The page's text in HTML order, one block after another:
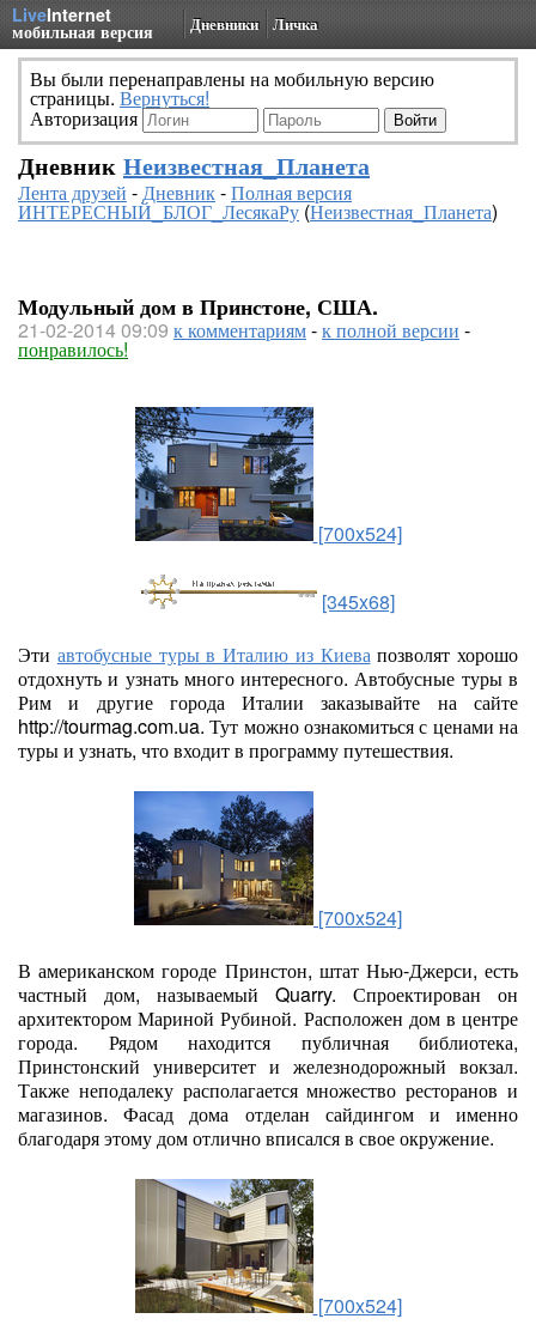
LiveInternet
мобильная версия Дневники Личка
Вы были перенаправлены на мобильную версию
страницы. Вернуться!
Авторизация
Дневник Неизвестная_Планета
Лента друзей -Дневник-Полная версия
ИНТЕРЕСНЫЙ_БЛОГ_ЛесякаРу(Неизвестная_Планета)
Модульный дом в Принстоне, США.
21-02-2014 09:09 к комментариям-к полной версии -
понравилось!
[700x524]
[345x68]
Эти автобусные туры в Италию из Киевапозволят хорошо
отдохнуть и узнать много интересного. Автобусные туры в
Рим и другие города Италии заказывайте на сайте
http://tourmag.com.ua. Тут можно ознакомиться с ценами на
туры и узнать, что входит в программу путешествия.
[700x524]
В американском городе Принстон, штат Нью-Джерси, есть
частный дом, называемый Quarry. Спроектирован он
архитектором Мариной Рубиной. Расположен дом в центре
города. Рядом находится публичная библиотека,
Принстонский университет и железнодорожный вокзал.
Также неподалеку располагается множество ресторанов и
магазинов. Фасад дома отделан сайдингом и именно
благодаря этому дом отлично вписался в свое окружение.
[700x524]